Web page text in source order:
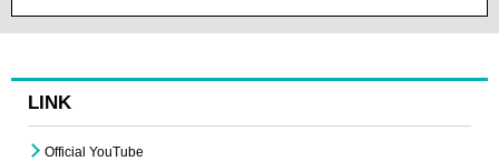
LINK
Official YouTube